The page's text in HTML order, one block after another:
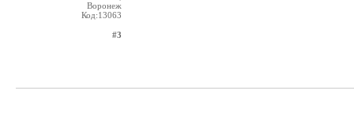
Воронеж
Код:13063
#3